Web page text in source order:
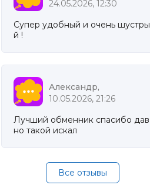
24.05.2026, 12:30
Супер удобный и очень шустры
й !
Александр,
10.05.2026, 21:26
Лучший обменник спасибо дав
но такой искал
Все отзывы